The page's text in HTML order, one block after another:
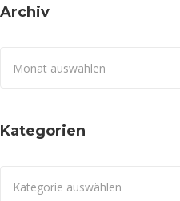
Archiv
Kategorien